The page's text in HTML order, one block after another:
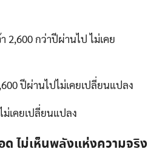
2,600 กว่าปีผ่านไป ไม่เคย
ปีผ่านไปไม่เคยเปลี่ยนแปลง
เคยเปลี่ยนแปลง
ไม่เห็นพลังแห่งความจริง